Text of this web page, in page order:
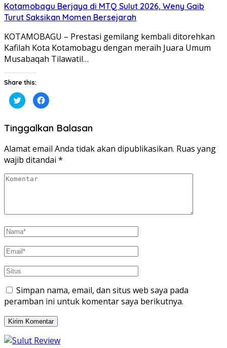
Kotamobagu Berjaya di MTQ Sulut 2026, Weny Gaib
Turut Saksikan Momen Bersejarah
KOTAMOBAGU – Prestasi gemilang kembali ditorehkan
Kafilah Kota Kotamobagu dengan meraih Juara Umum
Musabaqah Tilawatil…
Share this:
Klik
untuk
berbagi
Twitter(Membuka
di
jendela
baru)
Klik
untuk
Facebook(Membuka
di
baru)
Tinggalkan Balasan
Alamat email Anda tidak akan dipublikasikan. Ruas yang
wajib ditandai *
Simpan nama, email, dan situs web saya pada
peramban ini untuk komentar saya berikutnya.